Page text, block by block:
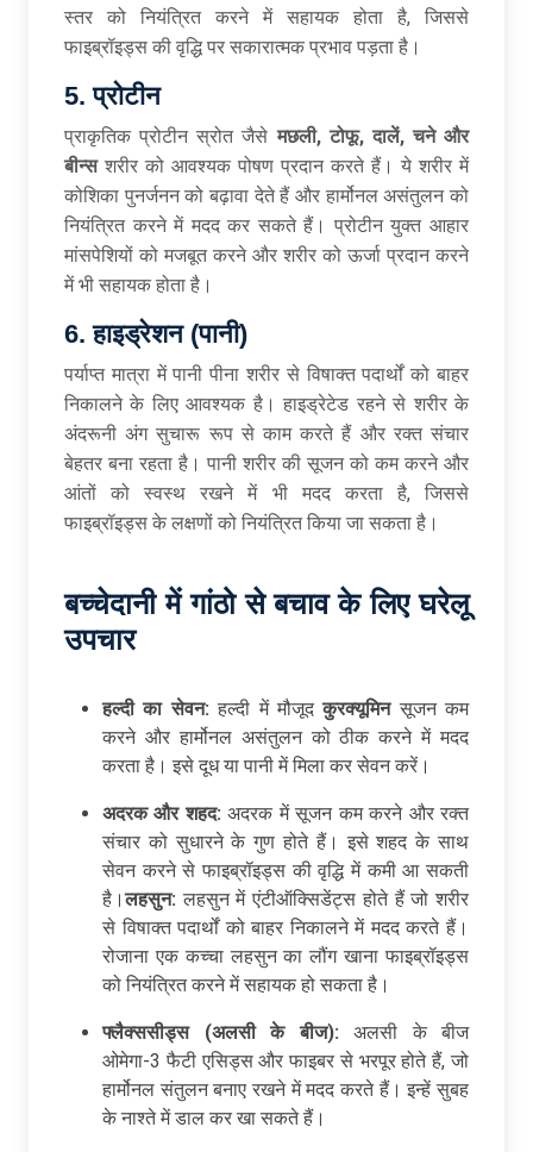
स्तर को नियंत्रित करने में सहायक होता है, जिससे
फाइब्रॉइड्स की वृद्धि पर सकारात्मक प्रभाव पड़ता है।
5. प्रोटीन
प्राकृतिक प्रोटीन स्रोत जैसेमछली, टोफू, दालें, चने और
बीन्स शरीर को आवश्यक पोषण प्रदान करते हैं। ये शरीर में
कोशिका पुनर्जनन को बढ़ावा देते हैं और हार्मोनल असंतुलन को
नियंत्रित करने में मदद कर सकते हैं। प्रोटीन युक्त आहार
मांसपेशियों को मजबूत करने और शरीर को ऊर्जा प्रदान करने
में भी सहायक होता है।
6. हाइड्रेशन (पानी)
पर्याप्त मात्रा में पानी पीना शरीर से विषाक्त पदार्थों को बाहर
निकालने के लिए आवश्यक है। हाइड्रेटेड रहने से शरीर के
अंदरूनी अंग सुचारू रूप से काम करते हैं और रक्त संचार
बेहतर बना रहता है। पानी शरीर की सूजन को कम करने और
आंतों को स्वस्थ रखने में भी मदद करता है, जिससे
फाइब्रॉइड्स के लक्षणों को नियंत्रित किया जा सकता है।
बच्चेदानीमेंगांठोसेबचावकेलिएघरेलू
उपचार
हल्दी का सेवन: हल्दी में मौजूदकुरक्यूमिनसूजन कम
करने और हार्मोनल असंतुलन को ठीक करने में मदद
करता है। इसे दूध या पानी में मिला कर सेवन करें।
अदरक और शहद: अदरक में सूजन कम करने और रक्त
संचार को सुधारने के गुण होते हैं। इसे शहद के साथ
सेवन करने से फाइब्रॉइड्स की वृद्धि में कमी आ सकती
है।लहसुन: लहसुन में एंटीऑक्सिडेंट्स होते हैं जो शरीर
से विषाक्त पदार्थों को बाहर निकालने में मदद करते हैं।
रोजाना एक कच्चा लहसुन का लौंग खाना फाइब्रॉइड्स
को नियंत्रित करने में सहायक हो सकता है।
फ्लैक्ससीड्स (अलसी के बीज): अलसी के बीज
ओमेगा-3 फैटी एसिड्स और फाइबर से भरपूर होते हैं, जो
हार्मोनल संतुलन बनाए रखने में मदद करते हैं। इन्हें सुबह
के नाश्ते में डाल कर खा सकते हैं।